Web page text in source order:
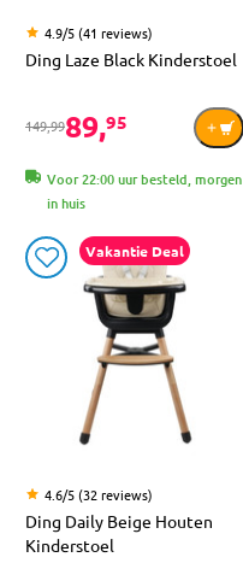
4.9/5 (41 reviews)
Ding Laze Black Kinderstoel
149,9989,95
Voor 22:00 uur besteld, morgen
in huis
Vakantie Deal
4.6/5 (32 reviews)
Ding Daily Beige Houten
Kinderstoel